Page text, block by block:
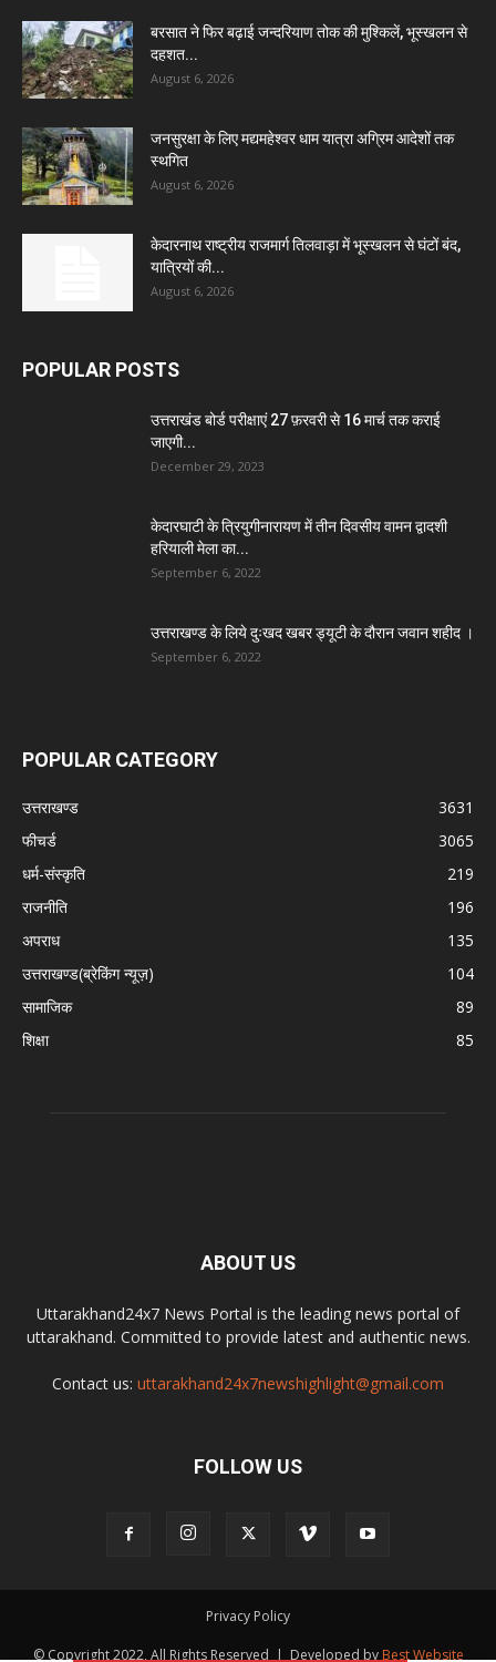
बरसात ने फिर बढ़ाई जन्दरियाण तोक की मुश्किलें, भूस्खलन से
दहशत...
August 6, 2026
जनसुरक्षा के लिए मद्यमहेश्वर धाम यात्रा अग्रिम आदेशों तक
स्थगित
August 6, 2026
केदारनाथ राष्ट्रीय राजमार्ग तिलवाड़ा में भूस्खलन से घंटों बंद,
यात्रियों की...
August 6, 2026
POPULAR POSTS
उत्तराखंड बोर्ड परीक्षाएं 27 फ़रवरी से 16 मार्च तक कराई
जाएगी...
December 29, 2023
केदारघाटी के त्रियुगीनारायण में तीन दिवसीय वामन द्वादशी
हरियाली मेला का...
September 6, 2022
उत्तराखण्ड के लिये दुःखद खबर ड्यूटी के दौरान जवान शहीद ।
September 6, 2022
POPULAR CATEGORY
उत्तराखण्ड
3631
फीचर्ड
3065
धर्म-संस्कृति
219
राजनीति
196
अपराध
135
उत्तराखण्ड(ब्रेकिंग न्यूज़)
104
सामाजिक
89
शिक्षा
85
ABOUT US
Uttarakhand24x7 News Portal is the leading news portal of
uttarakhand. Committed to provide latest and authentic news.
Contact us: uttarakhand24x7newshighlight@gmail.com
FOLLOW US
Privacy Policy
© Copyright 2022, All Rights Reserved | Developed by Best Website